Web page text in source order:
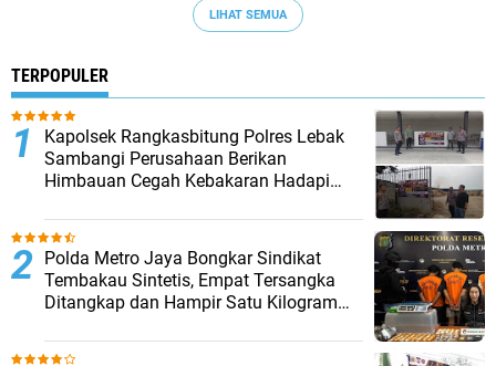
LIHAT SEMUA
TERPOPULER
Kapolsek Rangkasbitung Polres Lebak
Sambangi Perusahaan Berikan
Himbauan Cegah Kebakaran Hadapi
‎Polda Metro Jaya Bongkar Sindikat
Tembakau Sintetis, Empat Tersangka
Ditangkap dan Hampir Satu Kilogram